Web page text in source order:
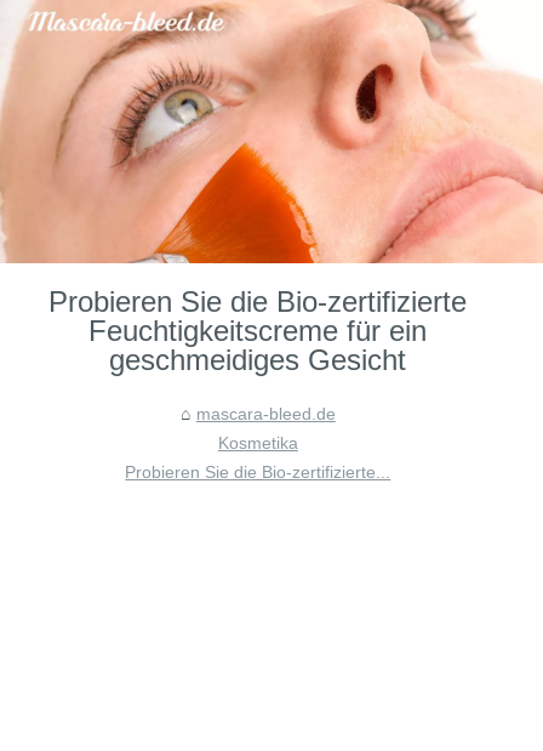
Probieren Sie die Bio-zertifizierte
Feuchtigkeitscreme für ein
geschmeidiges Gesicht
mascara-bleed.de
Kosmetika
Probieren Sie die Bio-zertifizierte...